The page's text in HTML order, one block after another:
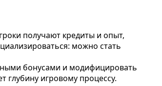
получают кредиты и опыт,
можно стать
бонусами и модифицировать
глубину игровому процессу.